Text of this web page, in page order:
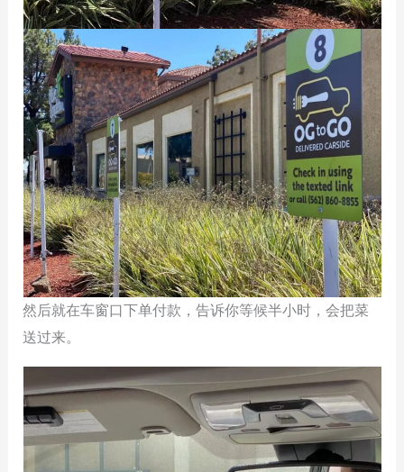
然后就在车窗口下单付款，告诉你等候半小时，会把菜
送过来。